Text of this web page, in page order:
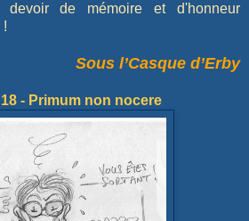
de mémoire et d'honneur
!
Sous l’Casque d’Erby
- Primum non nocere